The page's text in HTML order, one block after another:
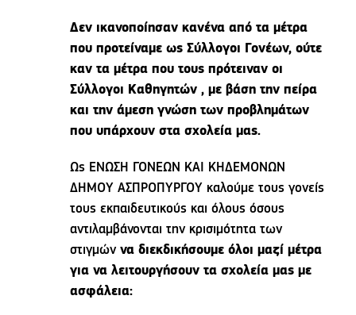
Δεν ικανοποίησαν κανένα από τα μέτρα
που προτείναμε ως Σύλλογοι Γονέων, ούτε
καν τα μέτρα που τους πρότειναν οι
Σύλλογοι Καθηγητών , με βάση την πείρα
και την άμεση γνώση των προβλημάτων
που υπάρχουν στα σχολεία μας.
Ως ΕΝΩΣΗ ΓΟΝΕΩΝ ΚΑΙ ΚΗΔΕΜΟΝΩΝ
ΔΗΜΟΥ ΑΣΠΡΟΠΥΡΓΟΥ καλούμε τους γονείς
τους εκπαιδευτικούς και όλους όσους
αντιλαμβάνονται την κρισιμότητα των
στιγμώννα διεκδικήσουμε όλοι μαζί μέτρα
για να λειτουργήσουν τα σχολεία μας με
ασφάλεια: